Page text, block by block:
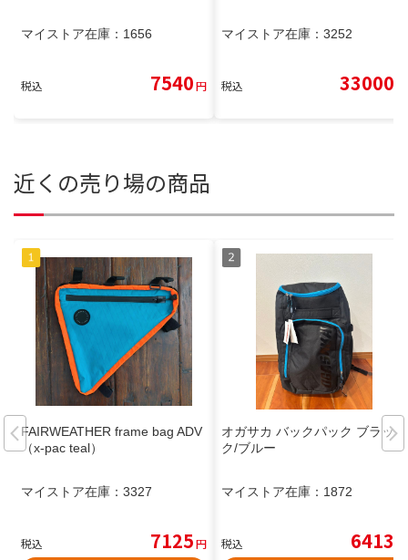
マイストア在庫： 1656
税込 7540円
マイストア在庫： 3252
税込 33000
近くの売り場の商品
FAIRWEATHER frame bag ADV
（x-pac teal）
マイストア在庫： 3327
税込 7125円
オガサカ バックパック ブラッ
ク/ブルー
マイストア在庫： 1872
税込 6413